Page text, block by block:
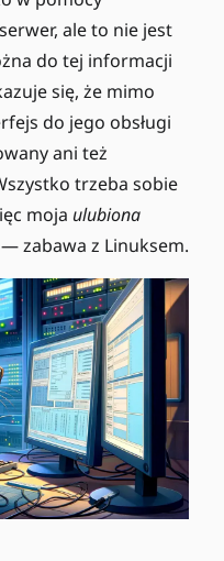
ale to nie jest
do tej informacji
się, że mimo
do jego obsługi
ani też
trzeba sobie
moja ulubiona
zabawa z Linuksem.